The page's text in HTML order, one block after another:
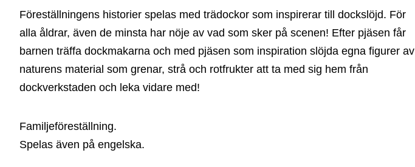
Föreställningens historier spelas med trädockor som inspirerar till dockslöjd. För
alla åldrar, även de minsta har nöje av vad som sker på scenen! Efter pjäsen får
barnen träffa dockmakarna och med pjäsen som inspiration slöjda egna figurer av
naturens material som grenar, strå och rotfrukter att ta med sig hem från
dockverkstaden och leka vidare med!
Familjeföreställning.
Spelas även på engelska.